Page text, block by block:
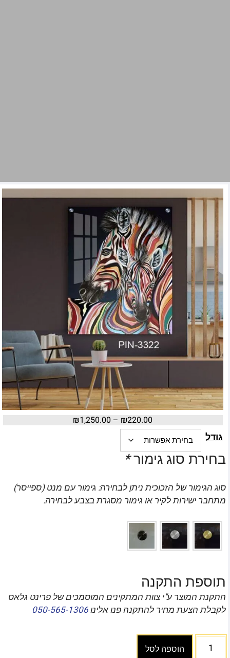
₪220.00
–
₪1,250.00
גודל
בחירת סוג גימור*
סוג הגימור של הזכוכית ניתן לבחירה: גימור עם מנט (ספייסר)
מתחבר ישירות לקיר או גימור מסגרת בצבע לבחירה.
תוספת התקנה
התקנת המוצר ע"י צוות המתקינים המוסמכים של פרינט גלאס
לקבלת הצעת מחיר להתקנה פנו אלינו050-565-1306
הוספה לסל